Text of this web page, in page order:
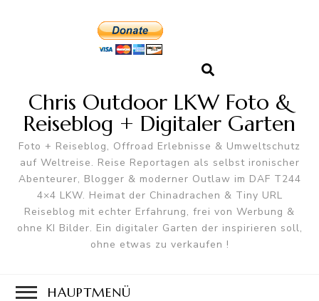
Chris Outdoor LKW Foto &
Reiseblog + Digitaler Garten
Foto + Reiseblog, Offroad Erlebnisse & Umweltschutz
auf Weltreise. Reise Reportagen als selbst ironischer
Abenteurer, Blogger & moderner Outlaw im DAF T244
4×4 LKW. Heimat der Chinadrachen & Tiny URL
Reiseblog mit echter Erfahrung, frei von Werbung &
ohne KI Bilder. Ein digitaler Garten der inspirieren soll,
ohne etwas zu verkaufen !
HAUPTMENÜ